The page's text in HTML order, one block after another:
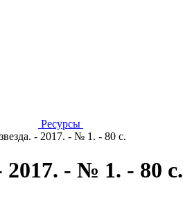
Ресурсы
- 2017. - № 1. - 80 с.
2017. - № 1. - 80 с.